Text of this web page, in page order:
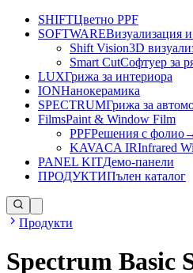
SHIFTЦветно PPF
SOFTWAREВизуализация и
Shift Vision3D
Smart CutСофтуер за
LUXГрижа за интериора
IONНанокерамика
SPECTRUMГрижа за
FilmsPaint & Window Film
PPFРешения с фолио
KAVACA IRInfrared
PANEL KITДемо-панели
ПРОДУКТИПълен каталог
Продукти
Spectrum Basic